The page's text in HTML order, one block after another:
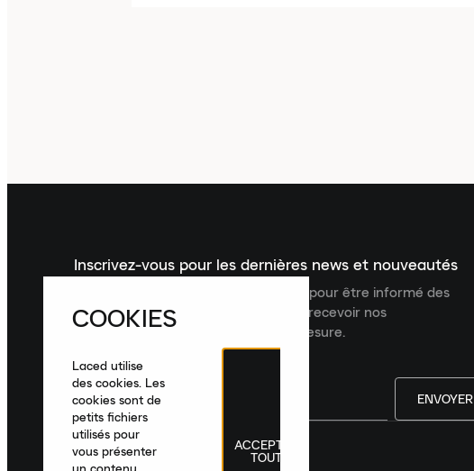
Inscrivez-vous pour les dernières news et nouveautés
Inscrivez-vous à la newsletter Laced pour être informé des
dernières nouveautés, collections et recevoir nos
recommandations de produits sur mesure.
ENVOYER
France|Français
COOKIES
Laced utilise
des cookies. Les
cookies sont de
petits fichiers
utilisés pour
vous présenter
ACCEPTER
TOUT